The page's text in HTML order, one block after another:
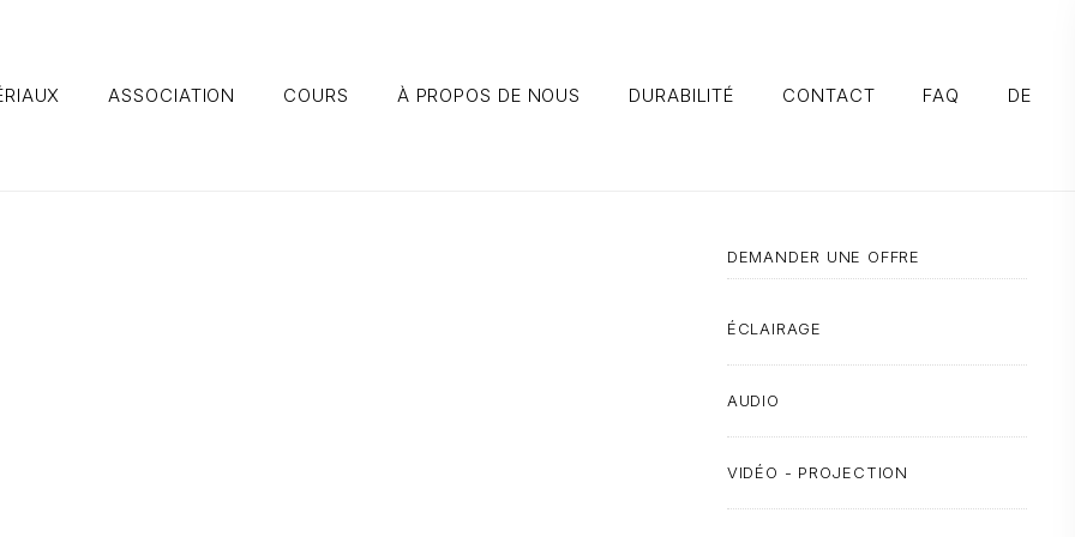
ASSOCIATION COURS À PROPOS DE NOUS DURABILITÉ CONTACT FAQ DE
DEMANDER UNE OFFRE
ÉCLAIRAGE
AUDIO
VIDÉO - PROJECTION